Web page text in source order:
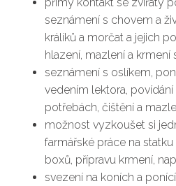
seznámení s chovem a
králíků a morčat a jejich
hlazení, mazlení a
seznámení s oslíkem,
vedením lektora,
potřebách, čištění a
možnost vyzkoušet si
farmářské práce na
boxů, přípravu krmení,
svezení na koních a